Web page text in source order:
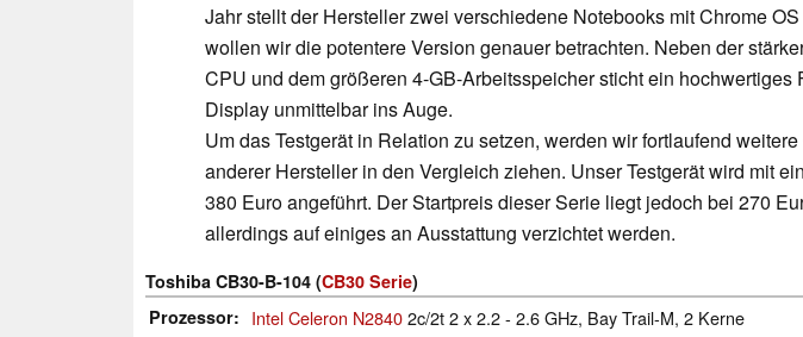
Jahr stellt der Hersteller zwei verschiedene Notebooks mit Chrome
wollen wir die potentere Version genauer betrachten. Neben der
CPU und dem größeren 4-GB-Arbeitsspeicher sticht ein hochwertiges
Display unmittelbar ins Auge.
Um das Testgerät in Relation zu setzen, werden wir fortlaufend
anderer Hersteller in den Vergleich ziehen. Unser Testgerät wird mit
380 Euro angeführt. Der Startpreis dieser Serie liegt jedoch bei 270
allerdings auf einiges an Ausstattung verzichtet werden.
Toshiba CB30-B-104 (CB30 Serie)
Prozessor
Intel Celeron N28402c/2t 2 x 2.2 - 2.6 GHz, Bay Trail-M, 2 Kerne